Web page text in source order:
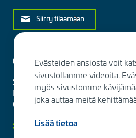
Siirry tilaamaan
Ota yhteyttä
Sitowise Group Oyj
Linnoitustie 6 D
02600 Espoo, Finland
Lisää yhteystietoja
Evästeiden ansiosta voit
sivustollamme videoita.
myös sivustomme
joka auttaa meitä
Lisää tietoa